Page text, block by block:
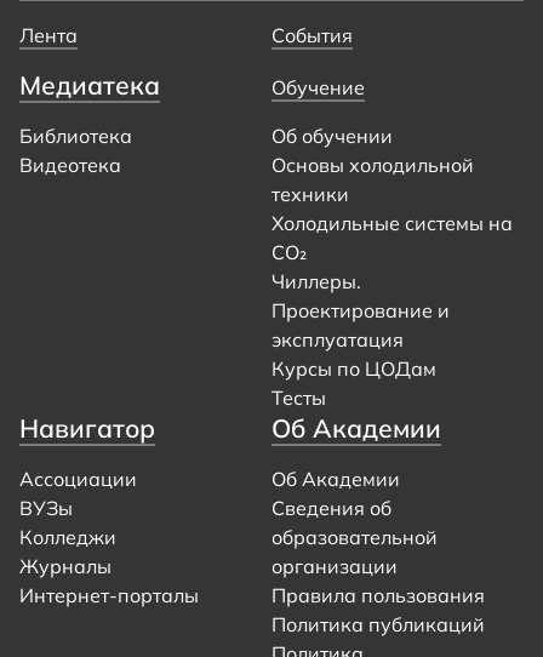
Лента События
Медиатека
Библиотека
Видеотека
Обучение
Об обучении
Основы холодильной
техники
Холодильные системы на
CO₂
Чиллеры.
Проектирование и
эксплуатация
Курсы по ЦОДам
Тесты
Навигатор
Ассоциации
ВУЗы
Колледжи
Журналы
Интернет-порталы
Об Академии
Об Академии
Сведения об
образовательной
организации
Правила пользования
Политика публикаций